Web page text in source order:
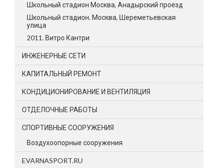
Школьный стадион Москва, Анадырский проезд
Школьный стадион. Москва, Шереметьевская
улица
2011. Витро Кантри
ИНЖЕНЕРНЫЕ СЕТИ
КАПИТАЛЬНЫЙ РЕМОНТ
КОНДИЦИОНИРОВАНИЕ И ВЕНТИЛЯЦИЯ
ОТДЕЛОЧНЫЕ РАБОТЫ
СПОРТИВНЫЕ СООРУЖЕНИЯ
Воздухоопорные сооружения
EVARNASPORT.RU